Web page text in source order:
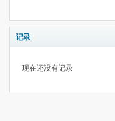
记录
现在还没有记录